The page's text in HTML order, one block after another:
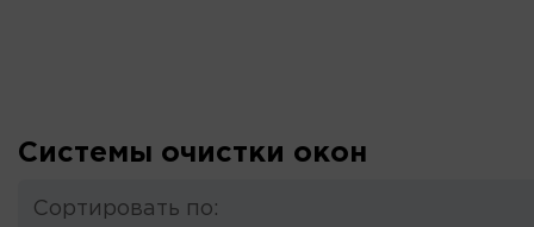
Системы очистки окон
Сортировать по: